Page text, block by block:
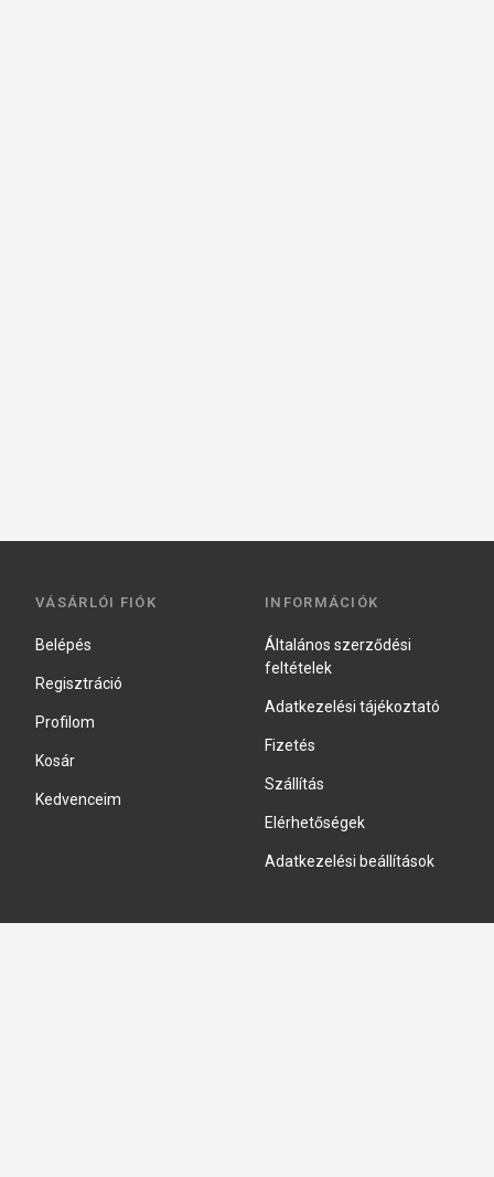
VÁSÁRLÓI FIÓK
Belépés
Regisztráció
Profilom
Kosár
Kedvenceim
INFORMÁCIÓK
Általános szerződési
feltételek
Adatkezelési tájékoztató
Fizetés
Szállítás
Elérhetőségek
Adatkezelési beállítások